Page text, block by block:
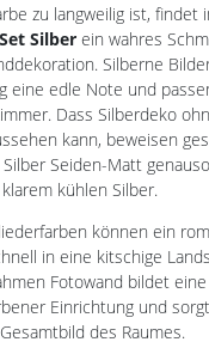
zu langweilig ist, findet
Silber ein wahres
Silberne
eine edle Note und
Dass Silberdeko
kann, beweisen
Seiden-Matt
kühlen Silber.
können ein
in eine kitschige
Fotowand bildet
Einrichtung und
des Raumes.